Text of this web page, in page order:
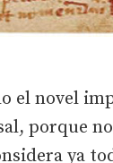
el novel
porque
ya